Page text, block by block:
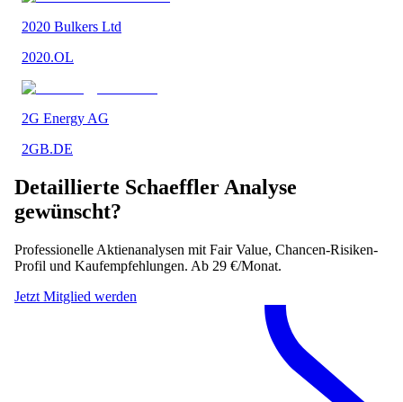
2020 Bulkers Ltd
2020.OL
2G Energy AG
2GB.DE
Detaillierte Schaeffler Analyse
gewünscht?
Professionelle Aktienanalysen mit Fair Value, Chancen-Risiken-
Profil und Kaufempfehlungen. Ab 29 €/Monat.
Jetzt Mitglied werden